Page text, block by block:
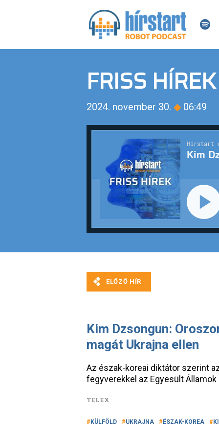
FRISS HÍREK
2024. november 30. ◆ 06:49
Kim Dzsongun:
magát Ukrajna ellen
Az észak-koreai diktátor szerint
fegyverekkel az Egyesült
TELEX
KÜLFÖLD UKRAJNA ÉSZAK-KOREA